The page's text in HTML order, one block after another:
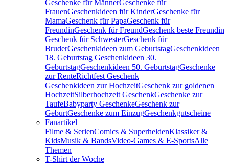
Geschenke für MännerGeschenke für
FrauenGeschenkideen für KinderGeschenke für
MamaGeschenk für PapaGeschenk für
FreundinGeschenk für FreundGeschenk beste Freundin
Geschenk für SchwesterGeschenk für
BruderGeschenkideen zum GeburtstagGeschenkideen
18. Geburtstag Geschenkideen 30.
GeburtstagGeschenkideen 50. GeburtstagGeschenke
zur RenteRichtfest Geschenk
Geschenkideen zur HochzeitGeschenk zur goldenen
HochzeitSilberhochzeit GeschenkGeschenke zur
TaufeBabyparty GeschenkeGeschenk zur
GeburtGeschenke zum EinzugGeschenkgutscheine
Fanartikel
Filme & SerienComics & SuperheldenKlassiker &
KidsMusik & BandsVideo-Games & E-SportsAlle
Themen
T-Shirt der Woche